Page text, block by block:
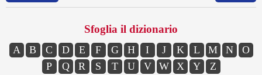
Sfoglia il dizionario
A B C D E F G H I J K L M N
O
P
Q R S T U V W X Y Z